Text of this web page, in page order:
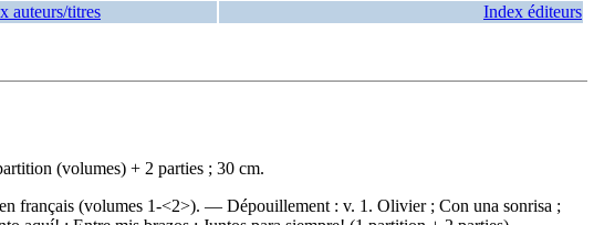
auteurs/titres Index éditeurs
(volumes) + 2 parties ; 30 cm.
français (volumes 1-<2>). — Dépouillement : v. 1. Olivier ; Con una sonrisa ;